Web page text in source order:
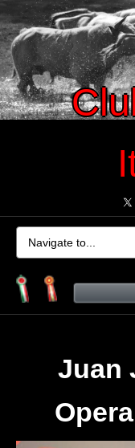
Juan